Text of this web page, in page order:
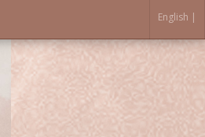
English |